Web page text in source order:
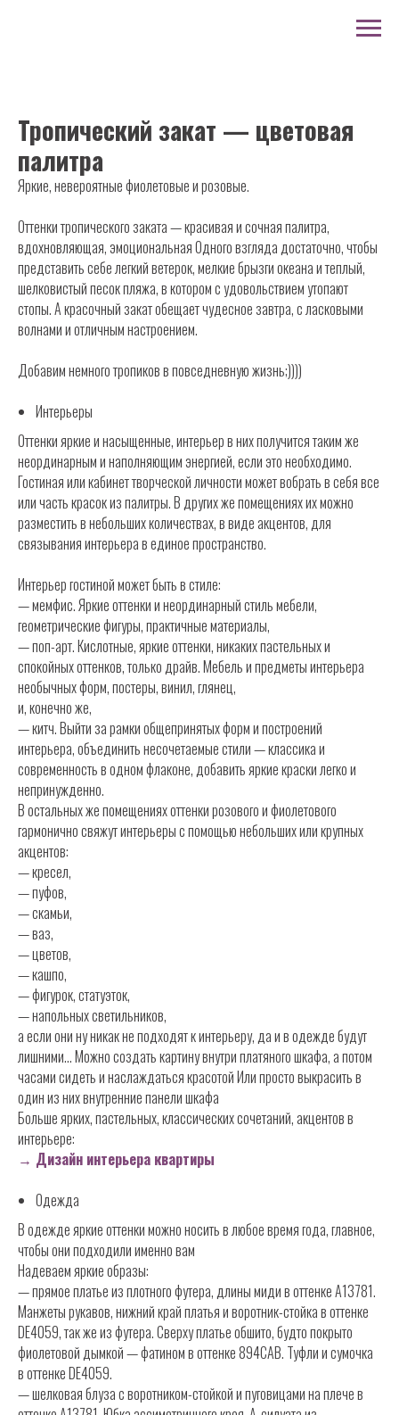
Тропический закат — цветовая
палитра
Яркие, невероятные фиолетовые и розовые.
Оттенки тропического заката — красивая и сочная палитра,
вдохновляющая, эмоциональная Одного взгляда достаточно, чтобы
представить себе легкий ветерок, мелкие брызги океана и теплый,
шелковистый песок пляжа, в котором с удовольствием утопают
стопы. А красочный закат обещает чудесное завтра, с ласковыми
волнами и отличным настроением.
Добавим немного тропиков в повседневную жизнь;))))
Интерьеры
Оттенки яркие и насыщенные, интерьер в них получится таким же
неординарным и наполняющим энергией, если это необходимо.
Гостиная или кабинет творческой личности может вобрать в себя все
или часть красок из палитры. В других же помещениях их можно
разместить в небольших количествах, в виде акцентов, для
связывания интерьера в единое пространство.
Интерьер гостиной может быть в стиле:
— мемфис. Яркие оттенки и неординарный стиль мебели,
геометрические фигуры, практичные материалы,
— поп-арт. Кислотные, яркие оттенки, никаких пастельных и
спокойных оттенков, только драйв. Мебель и предметы интерьера
необычных форм, постеры, винил, глянец,
и, конечно же,
— китч. Выйти за рамки общепринятых форм и построений
интерьера, объединить несочетаемые стили — классика и
современность в одном флаконе, добавить яркие краски легко и
непринужденно.
В остальных же помещениях оттенки розового и фиолетового
гармонично свяжут интерьеры с помощью небольших или крупных
акцентов:
— кресел,
— пуфов,
— скамьи,
— ваз,
— цветов,
— кашпо,
— фигурок, статуэток,
— напольных светильников,
а если они ну никак не подходят к интерьеру, да и в одежде будут
лишними... Можно создать картину внутри платяного шкафа, а потом
часами сидеть и наслаждаться красотой Или просто выкрасить в
один из них внутренние панели шкафа
Больше ярких, пастельных, классических сочетаний, акцентов в
интерьере:
→ Дизайн интерьера квартиры
Одежда
В одежде яркие оттенки можно носить в любое время года, главное,
чтобы они подходили именно вам
Надеваем яркие образы:
— прямое платье из плотного футера, длины миди в оттенке A13781.
Манжеты рукавов, нижний край платья и воротник-стойка в оттенке
DE4059, так же из футера. Сверху платье обшито, будто покрыто
фиолетовой дымкой — фатином в оттенке 894CAB. Туфли и сумочка
в оттенке DE4059.
— шелковая блуза с воротником-стойкой и пуговицами на плече в